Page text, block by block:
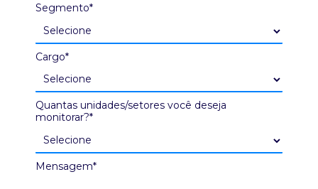
Segmento*
Cargo*
Quantas unidades/setores você deseja
monitorar?*
Mensagem*